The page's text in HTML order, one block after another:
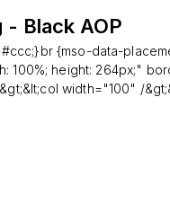
Black AOP
{mso-data-
100%; height: 264px;"
width="100" /